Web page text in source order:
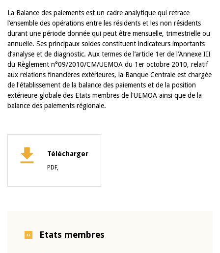
La Balance des paiements est un cadre analytique qui retrace
l’ensemble des opérations entre les résidents et les non résidents
durant une période donnée qui peut être mensuelle, trimestrielle ou
annuelle. Ses principaux soldes constituent indicateurs importants
d’analyse et de diagnostic. Aux termes de l’article 1er de l’Annexe III
du Règlement n°09/2010/CM/UEMOA du 1er octobre 2010, relatif
aux relations financières extérieures, la Banque Centrale est chargée
de l'établissement de la balance des paiements et de la position
extérieure globale des Etats membres de l'UEMOA ainsi que de la
balance des paiements régionale.
Télécharger
PDF,
Etats membres